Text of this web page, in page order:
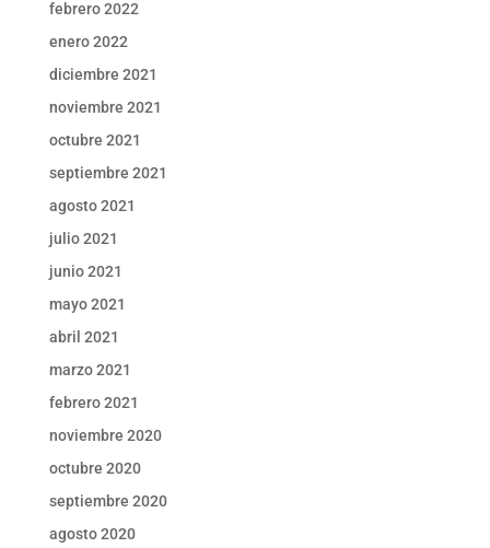
febrero 2022
enero 2022
diciembre 2021
noviembre 2021
octubre 2021
septiembre 2021
agosto 2021
julio 2021
junio 2021
mayo 2021
abril 2021
marzo 2021
febrero 2021
noviembre 2020
octubre 2020
septiembre 2020
agosto 2020